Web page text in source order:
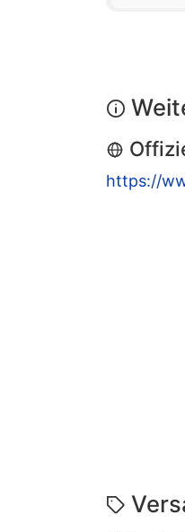
https://